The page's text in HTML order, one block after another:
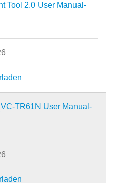
Tool 2.0 User Manual-
TR61N User Manual-